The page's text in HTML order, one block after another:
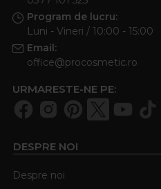
Program de lucru:
Luni - Vineri / 10:00 - 15:00
Email:
office@procosmetic.ro
URMARESTE-NE PE:
DESPRE NOI
Despre noi